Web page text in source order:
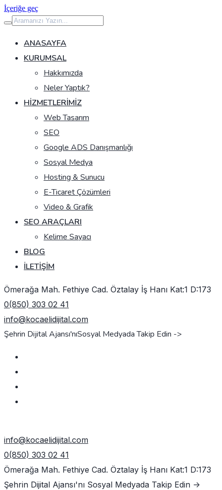
İçeriğe geç
ANASAYFA
KURUMSAL
Hakkımızda
Neler Yaptık?
HIZMETLERIMIZ
Web Tasarım
SEO
Google ADS Danışmanlığı
Sosyal Medya
Hosting & Sunucu
E-Ticaret Çözümleri
Video & Grafik
SEO ARAÇLARI
Kelime Sayacı
BLOG
İLETIŞIM
Ömerağa Mah. Fethiye Cad. Öztalay İş Hanı Kat:1 D:173
0(850) 303 02 41
info@kocaelidijital.com
Şehrin Dijital Ajansı'nıSosyal Medyada Takip Edin ->
info@kocaelidijital.com
0(850) 303 02 41
Ömerağa Mah. Fethiye Cad. Öztalay İş Hanı Kat:1 D:173
Şehrin Dijital Ajansı'nı Sosyal Medyada Takip Edin ->